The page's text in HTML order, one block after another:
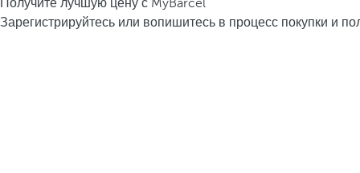
Получите лучшую цену с MyBarcel
Зарегистрируйтесь или вопишитесь в процесс покупки и